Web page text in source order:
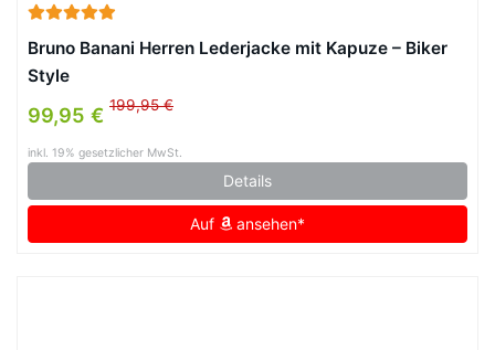
Bruno Banani Herren Lederjacke mit Kapuze – Biker
Style
99,95 € 199,95 €
inkl. 19% gesetzlicher MwSt.
Details
Auf ansehen*